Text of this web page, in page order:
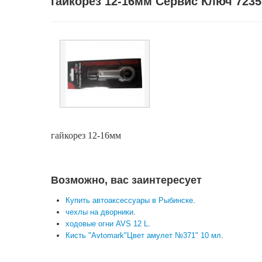
гайкорез 12-16мм
Возможно, вас заинтересует
Купить автоаксессуары в Рыбинске.
чехлы на дворники.
ходовые огни AVS 12 L.
Кисть "Avtomark"Цвет амулет №371" 10 мл.